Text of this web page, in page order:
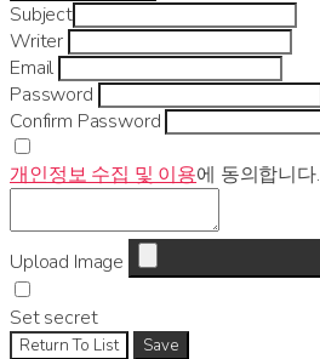
Subject
Writer
Email
Password
Confirm Password
개인정보 수집 및 이용에 동의합니다.
Upload Image
Set secret
Return To List Save